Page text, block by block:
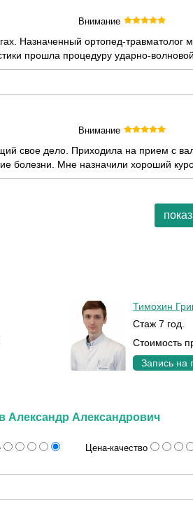
Внимание
Назначенный ортопед-
прошла процедуру ударно-
Внимание
свое дело. Приходила на прием с
болезни. Мне назначили хороший
Тимохин
Стаж 7 год.
Стоимость
Запись на
Александр Александрович
Цена-качество